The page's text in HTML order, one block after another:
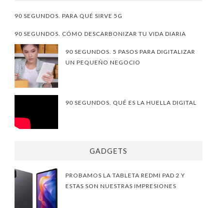
90 SEGUNDOS. PARA QUÉ SIRVE 5G
90 SEGUNDOS. CÓMO DESCARBONIZAR TU VIDA DIARIA
90 SEGUNDOS. 5 PASOS PARA DIGITALIZAR
UN PEQUEÑO NEGOCIO
90 SEGUNDOS. QUÉ ES LA HUELLA DIGITAL
GADGETS
PROBAMOS LA TABLETA REDMI PAD 2 Y
ESTAS SON NUESTRAS IMPRESIONES